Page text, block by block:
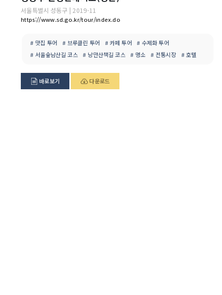
서울특별시 성동구 | 2019-11
https://www.sd.go.kr/tour/index.do
# 맛집 투어 # 브루클린 투어 # 카페 투어
# 수제화 투어
# 서울숲남산길 코스
# 낭만산책길 코스 # 명소 # 전통시장 # 호텔
바로보기 다운로드